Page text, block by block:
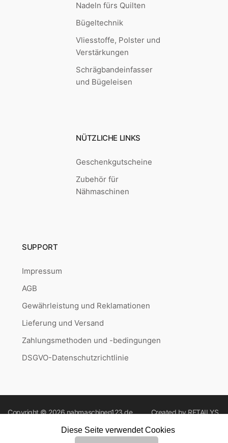
Nadeln fürs Quilten
Bügeltechnik
Vliesstoffe, Polster und
Verstärkungen
Schrägbandeinfasser
und Bügeleisen
NÜTZLICHE LINKS
Geschenkgutscheine
Zubehör für
Nähmaschinen
SUPPORT
Impressum
AGB
Gewährleistung und Reklamationen
Lieferung und Versand
Zahlungsmethoden und -bedingungen
DSGVO-Datenschutzrichtlinie
Copyright © 2026nahmaschinen123.de Created byRETAILYS.
Diese Seite verwendet Cookies